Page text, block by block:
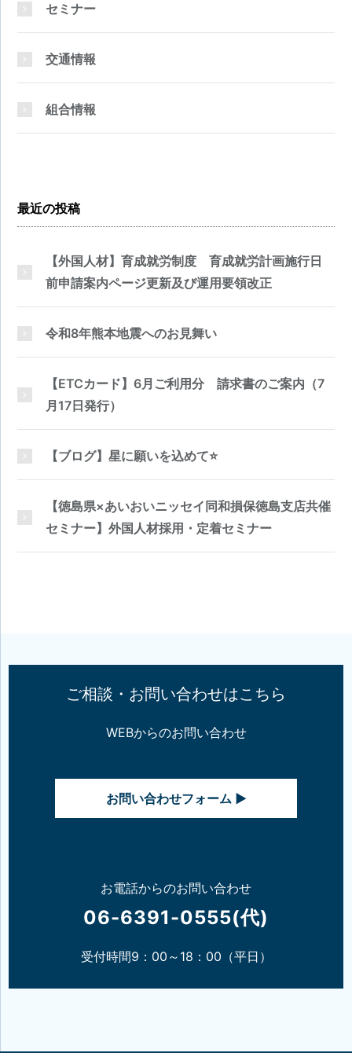
セミナー
交通情報
組合情報
最近の投稿
【外国人材】育成就労制度 育成就労計画施行日
前申請案内ページ更新及び運用要領改正
令和8年熊本地震へのお見舞い
【ETCカード】6月ご利用分 請求書のご案内（7
月17日発行）
【ブログ】星に願いを込めて⭐
【徳島県×あいおいニッセイ同和損保徳島支店共催
セミナー】外国人材採用・定着セミナー
ご相談・お問い合わせはこちら
WEBからのお問い合わせ
お問い合わせフォーム ▶
お電話からのお問い合わせ
06-6391-0555(代)
受付時間9：00～18：00（平日）